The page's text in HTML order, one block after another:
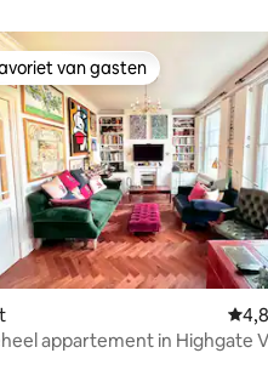
van 4,99 op 5, 124
van gasten
van gasten
appartement in Highgate